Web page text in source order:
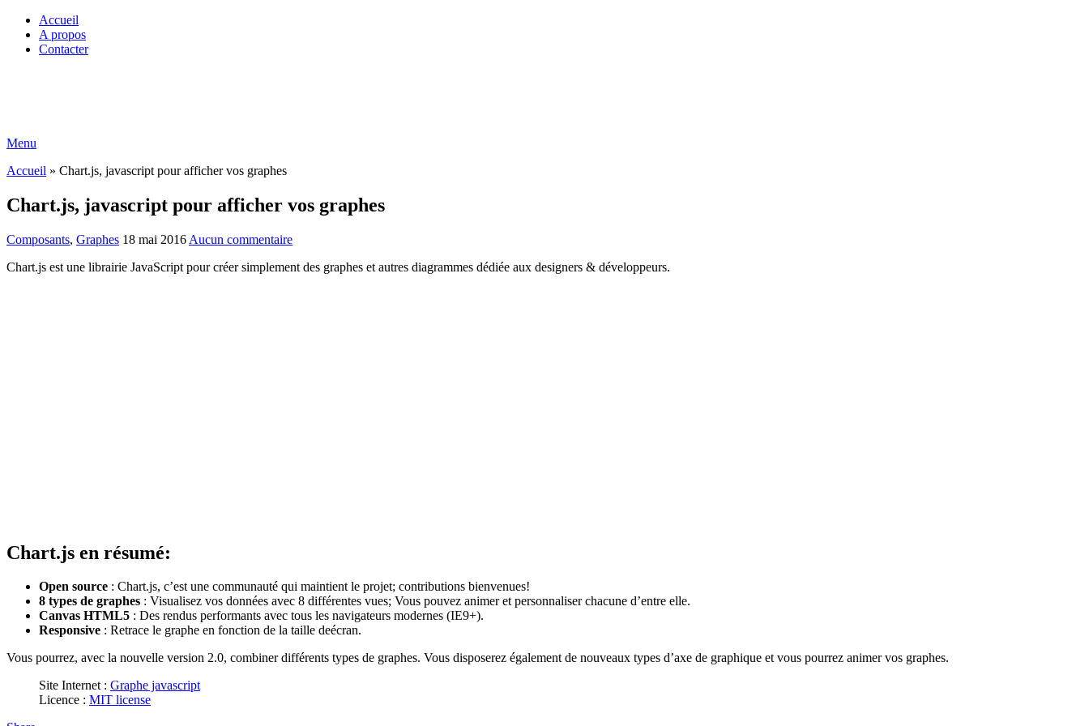
Accueil
A propos
Contacter
Menu
Accueil » Chart.js, javascript pour afficher vos graphes
Chart.js, javascript pour afficher vos graphes
Composants, Graphes 18 mai 2016 Aucun commentaire
Chart.js est une librairie JavaScript pour créer simplement des graphes et autres diagrammes dédiée aux designers & développeurs.
Chart.js en résumé:
Open source : Chart.js, c’est une communauté qui maintient le projet; contributions bienvenues!
8 types de graphes : Visualisez vos données avec 8 différentes vues; Vous pouvez animer et personnaliser chacune d’entre elle.
Canvas HTML5 : Des rendus performants avec tous les navigateurs modernes (IE9+).
Responsive : Retrace le graphe en fonction de la taille deécran.
Vous pourrez, avec la nouvelle version 2.0, combiner différents types de graphes. Vous disposerez également de nouveaux types d’axe de graphique et vous pourrez animer vos graphes.
Site Internet : Graphe javascript
Licence : MIT license